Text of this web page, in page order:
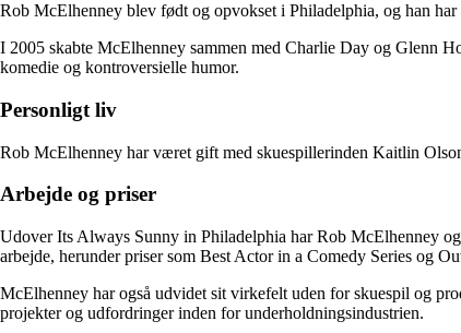
Rob McElhenney blev født og opvokset i Philadelphia, og han
I 2005 skabte McElhenney sammen med Charlie Day og Glenn
komedie og kontroversielle humor.
Personligt liv
Rob McElhenney har været gift med skuespillerinden Kaitlin
Arbejde og priser
Udover Its Always Sunny in Philadelphia har Rob McElhenney
arbejde, herunder priser som Best Actor in a Comedy Series og
McElhenney har også udvidet sit virkefelt uden for skuespil og
projekter og udfordringer inden for underholdningsindustrien.